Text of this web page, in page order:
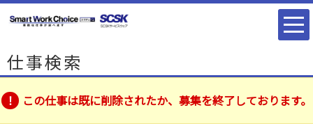
仕事検索
この仕事は既に削除されたか、募集を終了しております。